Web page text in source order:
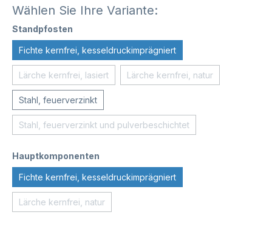
Wählen Sie Ihre Variante:
Standpfosten
Fichte kernfrei, kesseldruckimprägniert
Lärche kernfrei, lasiert Lärche kernfrei, natur
Stahl, feuerverzinkt
Stahl, feuerverzinkt und pulverbeschichtet
Hauptkomponenten
Fichte kernfrei, kesseldruckimprägniert
Lärche kernfrei, natur